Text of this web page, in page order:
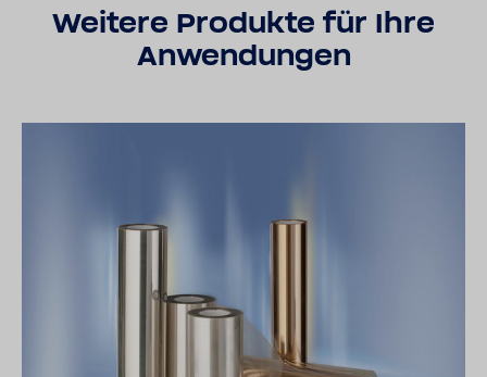
Weitere Produkte für Ihre
Anwendungen